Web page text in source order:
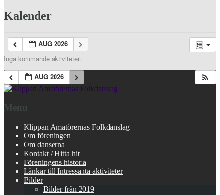
Kalender
AUG 2026
Inga kommande aktiviteter.
AUG 2026
Menu
Klippan Amatörernas Folkdanslag
Om föreningen
Om danserna
Kontakt / Hitta hit
Föreningens historia
Länkar till Intressanta aktiviteter
Bilder
Bilder från 2019